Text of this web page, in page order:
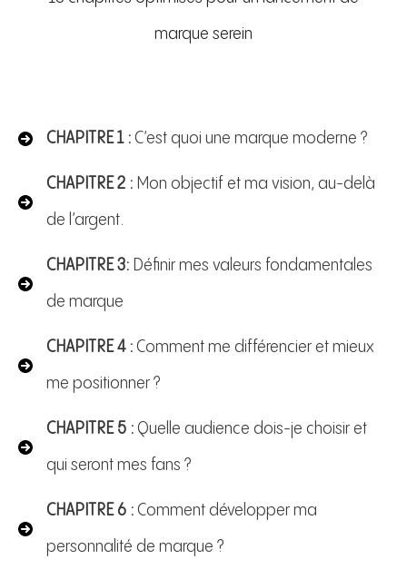
marque serein
CHAPITRE 1 :C’est quoi une marque moderne ?
CHAPITRE 2 : Mon objectif et ma vision, au-delà
de l’argent.
CHAPITRE 3: Définir mes valeurs fondamentales
de marque
CHAPITRE 4 :Comment me différencier et mieux
me positionner ?
CHAPITRE 5 :Quelle audience dois-je choisir et
qui seront mes fans ?
CHAPITRE 6 :Comment développer ma
personnalité de marque ?